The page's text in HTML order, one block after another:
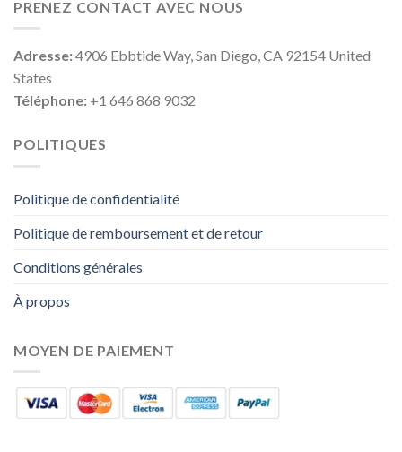
PRENEZ CONTACT AVEC NOUS
Adresse:4906 Ebbtide Way, San Diego, CA 92154 United
States
Téléphone: +1 646 868 9032
POLITIQUES
Politique de confidentialité
Politique de remboursement et de retour
Conditions générales
À propos
MOYEN DE PAIEMENT